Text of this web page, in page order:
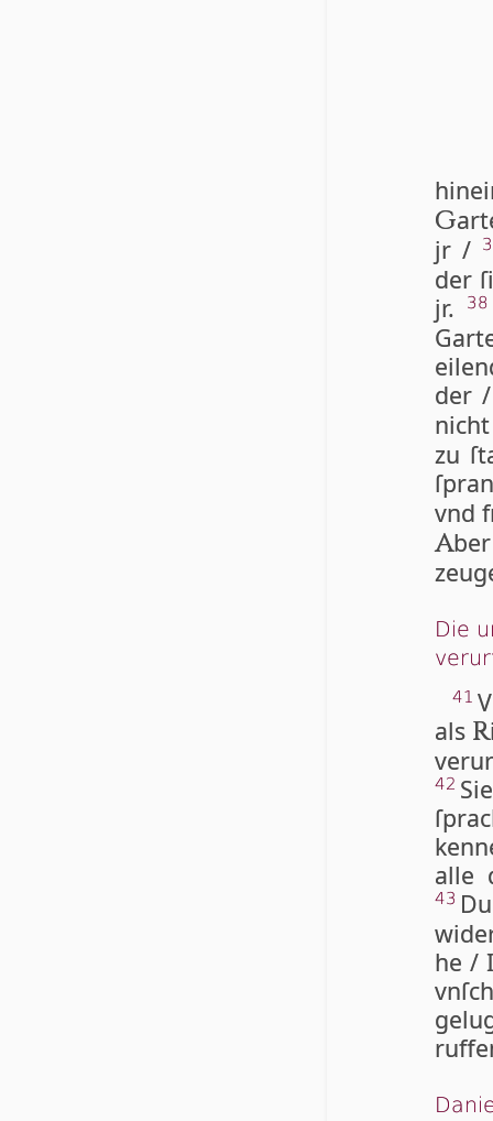
G
jr /
der
jr.
38
der
zu
vnd
A
Die
41
als R
42
alle
43
he /